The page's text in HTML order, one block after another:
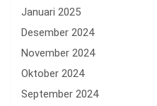
Januari 2025
Desember 2024
November 2024
Oktober 2024
September 2024